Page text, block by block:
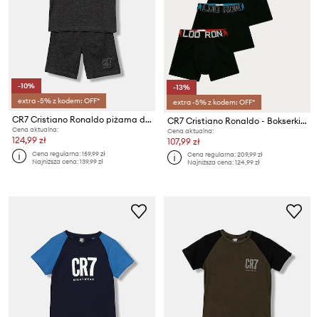
-10%
extra -5% z kodem: OFF*
CR7 Cristiano Ronaldo piżama dziecięca
Cena aktualna:
124,99 zł
Cena regularna:159,99 zł
Najniższa cena:139,99 zł
-13%
extra -5% z kodem: OFF*
CR7 Cristiano Ronaldo - Bokserki dziecięce (5-pack)
Cena aktualna:
107,99 zł
Cena regularna:209,99 zł
Najniższa cena:124,99 zł